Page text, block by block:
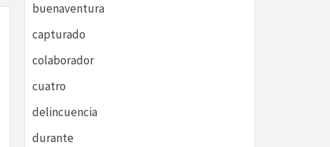
buenaventura
capturado
colaborador
cuatro
delincuencia
durante